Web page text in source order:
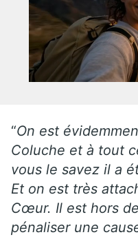
“On est
Coluche et à tout
vous le savez il a
Et on est très
Cœur. Il est hors
pénaliser une